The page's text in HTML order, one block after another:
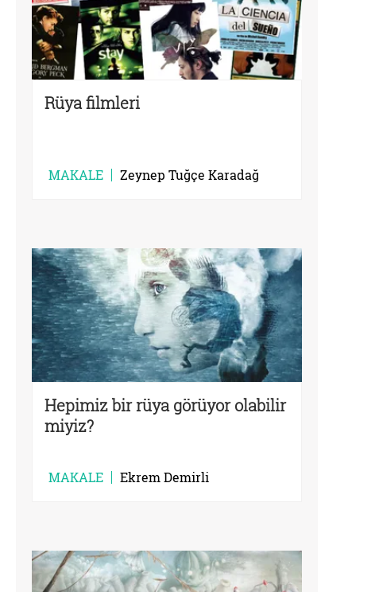
Rüya filmleri
MAKALE Zeynep Tuğçe Karadağ
Hepimiz bir rüya görüyor olabilir
miyiz?
MAKALE Ekrem Demirli